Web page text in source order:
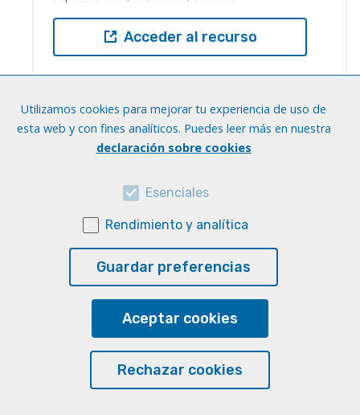
Acceder al recurso
FacebookPinterestYouTubeInstagram
Spotify
Utilizamos cookies para mejorar tu experiencia de uso de
esta web y con fines analíticos. Puedes leer más en nuestra
declaración sobre cookies
Esenciales
Rendimiento y analítica
Guardar preferencias
Aceptar cookies
Rechazar cookies